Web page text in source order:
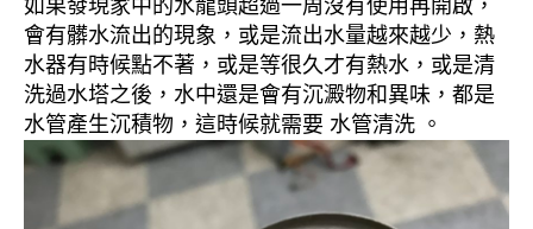
如果發現家中的水龍頭超過一周沒有使用再開啟，
會有髒水流出的現象，或是流出水量越來越少，熱
水器有時候點不著，或是等很久才有熱水，或是清
洗過水塔之後，水中還是會有沉澱物和異味，都是
水管產生沉積物，這時候就需要 水管清洗 。